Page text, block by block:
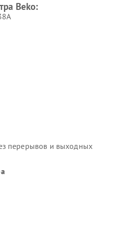
Beko:
перерывов и выходных